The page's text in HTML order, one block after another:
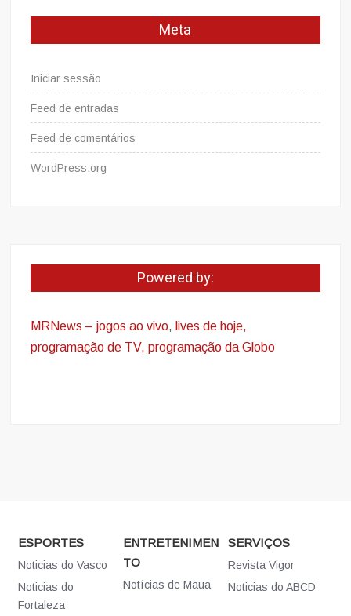
Meta
Iniciar sessão
Feed de entradas
Feed de comentários
WordPress.org
Powered by:
MRNews – jogos ao vivo, lives de hoje,
programação de TV, programação da Globo
ESPORTES
Noticias do Vasco
Noticias do
Fortaleza
ENTRETENIMEN
TO
Notícias de Maua
SERVIÇOS
Revista Vigor
Noticias do ABCD